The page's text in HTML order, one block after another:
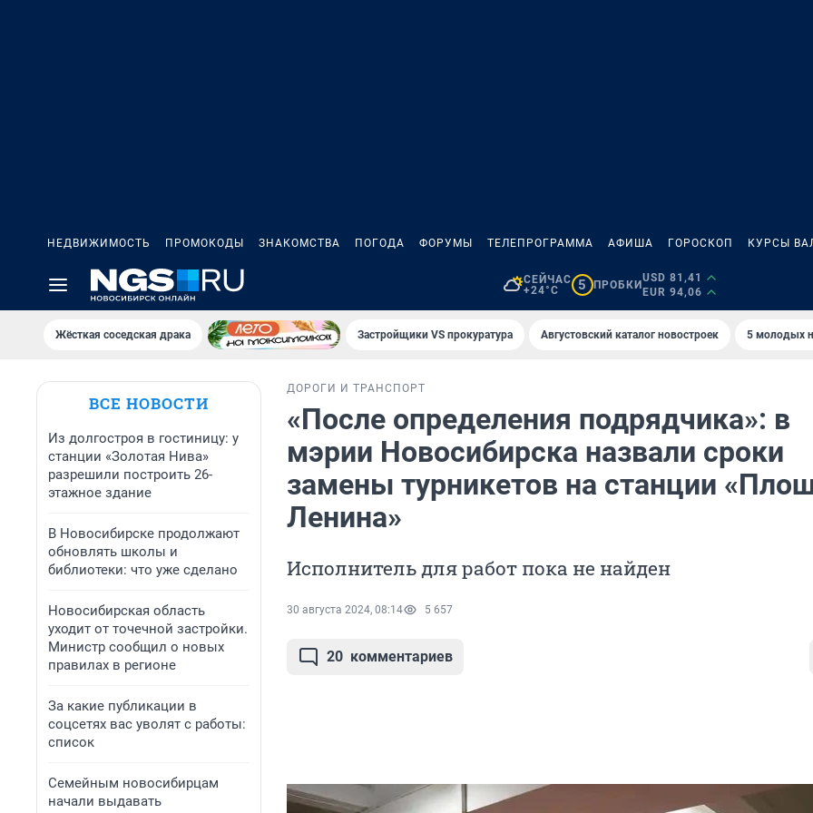
НЕДВИЖИМОСТЬ ПРОМОКОДЫ ЗНАКОМСТВА ПОГОДА ФОРУМЫ ТЕЛЕПРОГРАММА АФИША ГОРОСКОП КУРСЫ
СЕЙЧАС
+24°C
5 ПРОБКИ
USD 81,41
EUR 94,06
Жёсткая соседская драка Застройщики VS прокуратура Августовский каталог новостроек 5 молодых
ВСЕ НОВОСТИ
Из долгостроя в гостиницу: у
станции «Золотая Нива»
разрешили построить 26-
этажное здание
В Новосибирске продолжают
обновлять школы и
библиотеки: что уже сделано
Новосибирская область
уходит от точечной застройки.
Министр сообщил о новых
правилах в регионе
За какие публикации в
соцсетях вас уволят с работы:
список
Семейным новосибирцам
начали выдавать
ДОРОГИ И ТРАНСПОРТ
«После определения подрядчика»: в
мэрии Новосибирска назвали сроки
замены турникетов на станции
Ленина»
Исполнитель для работ пока не найден
30 августа 2024, 08:14 5 657
20 комментариев